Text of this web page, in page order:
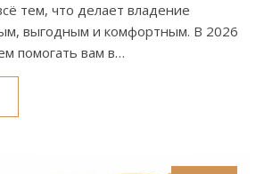
тем, что делает владение
выгодным и комфортным. В 2026
помогать вам в…